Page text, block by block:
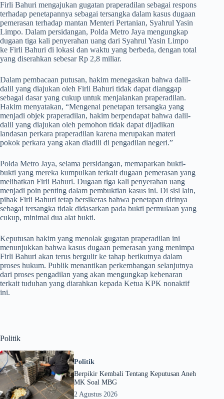
Firli Bahuri mengajukan gugatan praperadilan sebagai respons
terhadap penetapannya sebagai tersangka dalam kasus dugaan
pemerasan terhadap mantan Menteri Pertanian, Syahrul Yasin
Limpo. Dalam persidangan, Polda Metro Jaya mengungkap
dugaan tiga kali penyerahan uang dari Syahrul Yasin Limpo
ke Firli Bahuri di lokasi dan waktu yang berbeda, dengan total
yang diserahkan sebesar Rp 2,8 miliar.
Dalam pembacaan putusan, hakim menegaskan bahwa dalil-
dalil yang diajukan oleh Firli Bahuri tidak dapat dianggap
sebagai dasar yang cukup untuk menjalankan praperadilan.
Hakim menyatakan, “Mengenai penetapan tersangka yang
menjadi objek praperadilan, hakim berpendapat bahwa dalil-
dalil yang diajukan oleh pemohon tidak dapat dijadikan
landasan perkara praperadilan karena merupakan materi
pokok perkara yang akan diadili di pengadilan negeri.”
Polda Metro Jaya, selama persidangan, memaparkan bukti-
bukti yang mereka kumpulkan terkait dugaan pemerasan yang
melibatkan Firli Bahuri. Dugaan tiga kali penyerahan uang
menjadi poin penting dalam pembuktian kasus ini. Di sisi lain,
pihak Firli Bahuri tetap bersikeras bahwa penetapan dirinya
sebagai tersangka tidak didasarkan pada bukti permulaan yang
cukup, minimal dua alat bukti.
Keputusan hakim yang menolak gugatan praperadilan ini
menunjukkan bahwa kasus dugaan pemerasan yang menimpa
Firli Bahuri akan terus bergulir ke tahap berikutnya dalam
proses hukum. Publik menantikan perkembangan selanjutnya
dari proses pengadilan yang akan mengungkap kebenaran
terkait tuduhan yang diarahkan kepada Ketua KPK nonaktif
ini.
Politik
Politik
Berpikir Kembali Tentang Keputusan Aneh
MK Soal MBG
2 Agustus 2026